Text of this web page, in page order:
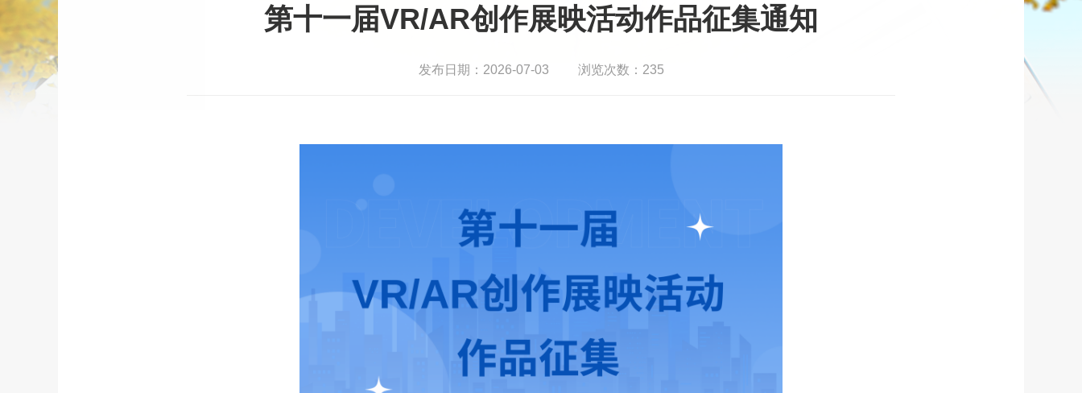
第十一届VR/AR创作展映活动作品征集通知
发布日期：2026-07-03 浏览次数： 235